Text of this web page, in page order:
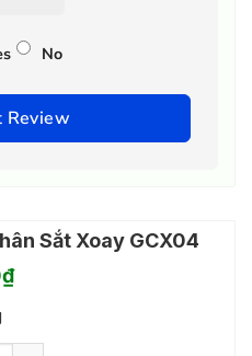
No
Review
Sắt Xoay GCX04
₫Giá
là: